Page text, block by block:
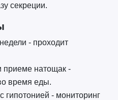
секреции.
- проходит
натощак -
время еды.
- мониторинг